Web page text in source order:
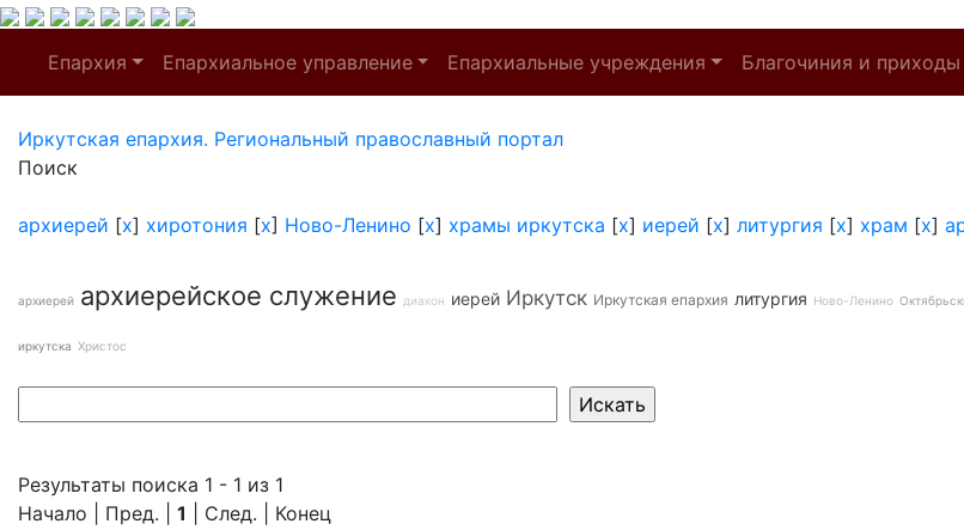
Епархия Епархиальное управление Епархиальные учреждения Благочиния и приходы
Иркутская епархия. Региональный православный портал
Поиск
архиерей [x] хиротония [x] Ново-Ленино [x] храмы иркутска [x] иерей [x] литургия [x] храм [x]
архиерей архиерейское служение диакон иерей Иркутск Иркутская епархия литургия Ново-Ленино
иркутска Христос
Результаты поиска 1 - 1 из 1
Начало | Пред. | 1 | След. | Конец